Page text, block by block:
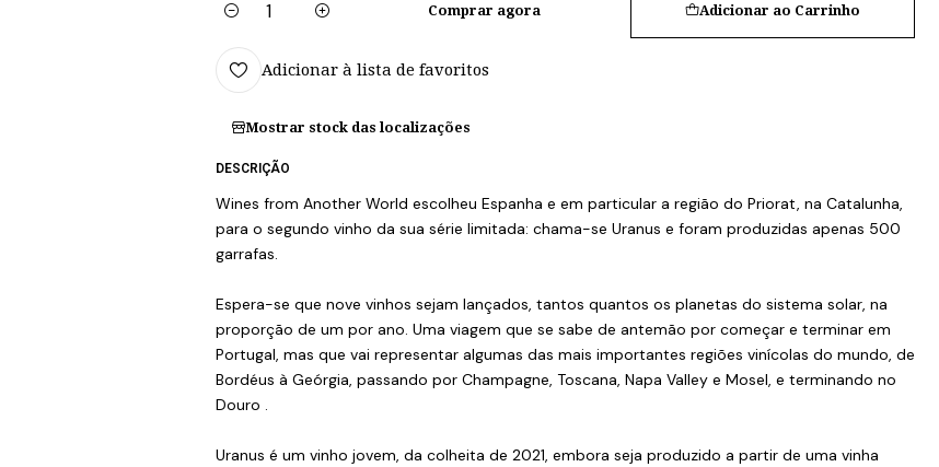
Quantidade
Adicionar ao Carrinho
Comprar agora
Adicionar à lista de favoritos
Mostrar stock das localizações
DESCRIÇÃO
Wines from Another World escolheu Espanha e em particular a região do Priorat, na Catalunha,
para o segundo vinho da sua série limitada: chama-se Uranus e foram produzidas apenas 500
garrafas.
Espera-se que nove vinhos sejam lançados, tantos quantos os planetas do sistema solar, na
proporção de um por ano. Uma viagem que se sabe de antemão por começar e terminar em
Portugal, mas que vai representar algumas das mais importantes regiões vinícolas do mundo, de
Bordéus à Geórgia, passando por Champagne, Toscana, Napa Valley e Mosel, e terminando no
Douro .
Uranus é um vinho jovem, da colheita de 2021, embora seja produzido a partir de uma vinha